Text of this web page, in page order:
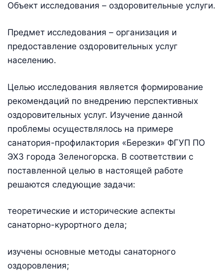
Объект исследования – оздоровительные услуги.
Предмет исследования – организация и
предоставление оздоровительных услуг
населению.
Целью исследования является формирование
рекомендаций по внедрению перспективных
оздоровительных услуг. Изучение данной
проблемы осуществлялось на примере
санатория-профилактория «Березки» ФГУП ПО
ЭХЗ города Зеленогорска. В соответствии с
поставленной целью в настоящей работе
решаются следующие задачи:
теоретические и исторические аспекты
санаторно-курортного дела;
изучены основные методы санаторного
оздоровления;